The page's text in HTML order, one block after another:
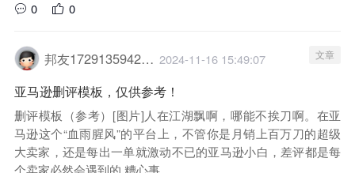
0
0
邦友1729135942029 2024-11-16 15:49:07 文章
亚马逊删评模板，仅供参考！
删评模板（参考）[图片]人在江湖飘啊，哪能不挨刀啊。在亚
马逊这个“血雨腥风”的平台上，不管你是月销上百万刀的超级
大卖家，还是每出一单就激动不已的亚马逊小白，差评都是每
个卖家必然会遇到的 糟心事。